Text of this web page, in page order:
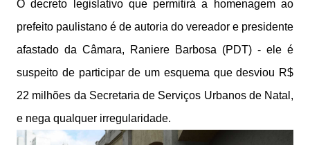
O decreto legislativo que permitirá a homenagem ao
prefeito paulistano é de autoria do vereador e presidente
afastado da Câmara, Raniere Barbosa (PDT) - ele é
suspeito de participar de um esquema que desviou R$
22 milhões da Secretaria de Serviços Urbanos de Natal,
e nega qualquer irregularidade.